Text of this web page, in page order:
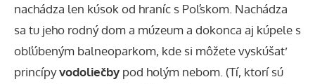
nachádza len kúsok od hraníc s Poľskom. Nachádza
sa tu jeho rodný dom a múzeum a dokonca aj kúpele s
obľúbeným balneoparkom, kde si môžete vyskúšať
princípyvodoliečby pod holým nebom. (Tí, ktorí sú